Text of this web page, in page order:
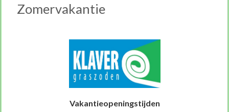
kalk of mest gemakkelijk en efficiënt verspreiden,
In combinatie gekocht
Zomervakantie
Vakantieopeningstijden